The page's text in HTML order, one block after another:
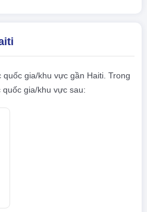
gia/khu vực gần Haiti. Trong
gia/khu vực sau: